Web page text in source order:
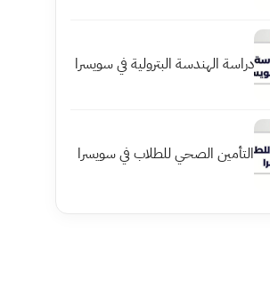
دراسة الهندسة البترولية في سويسرا
التأمين الصحي للطلاب في سويسرا